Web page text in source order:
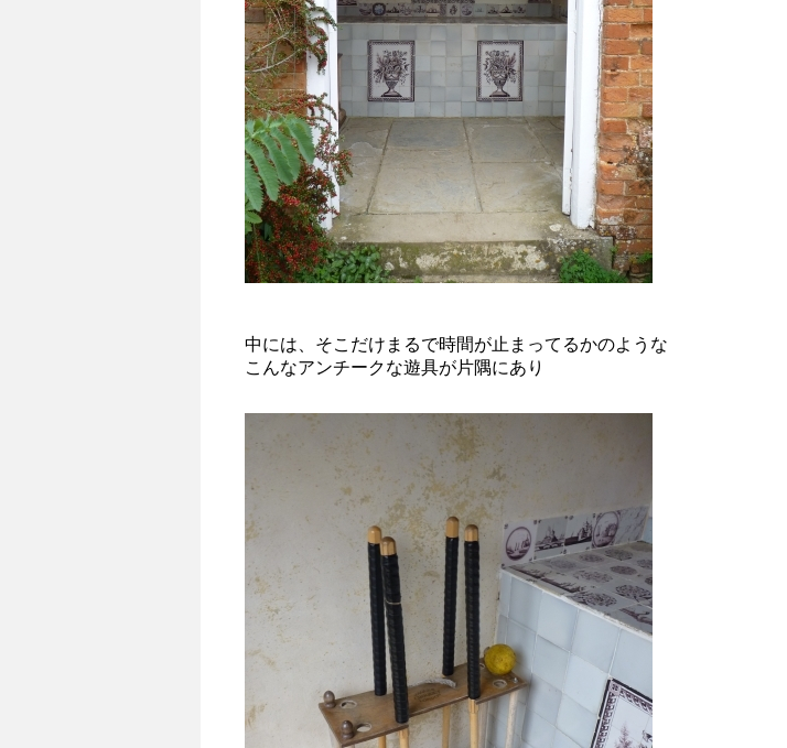
中には、そこだけまるで時間が止まってるかのような
こんなアンチークな遊具が片隅にあり